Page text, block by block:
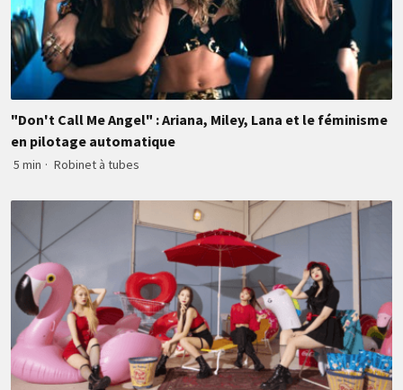
"Don't Call Me Angel" : Ariana, Miley, Lana et le féminisme
en pilotage automatique
5 min · Robinet à tubes